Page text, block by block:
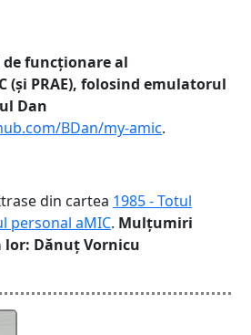
funcționare al
(și PRAE), folosind emulatorul
Dan
BDan/my-amic.
din cartea 1985 - Totul
personal aMIC. Mulțumiri
Dănuț Vornicu